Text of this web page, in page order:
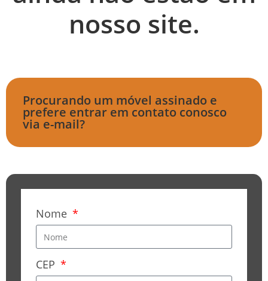
nosso site.
Procurando um móvel assinado e
prefere entrar em contato conosco
via e-mail?
Nome
CEP